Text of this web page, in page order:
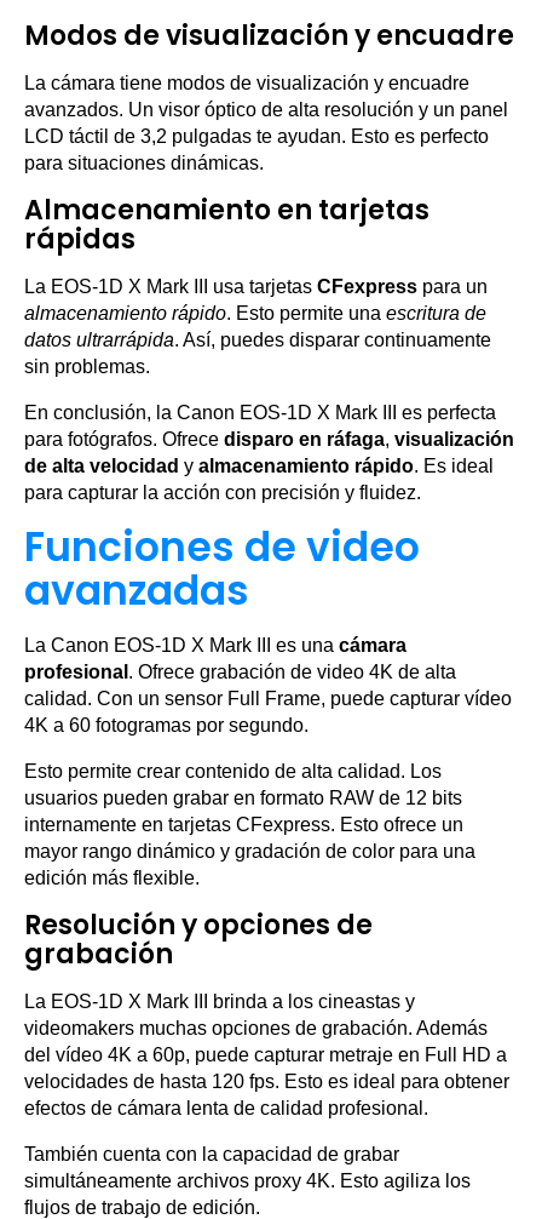
Modos de visualización y encuadre
La cámara tiene modos de visualización y encuadre
avanzados. Un visor óptico de alta resolución y un panel
LCD táctil de 3,2 pulgadas te ayudan. Esto es perfecto
para situaciones dinámicas.
Almacenamiento en tarjetas
rápidas
La EOS-1D X Mark III usa tarjetas CFexpress para un
almacenamiento rápido. Esto permite una escritura de
datos ultrarrápida. Así, puedes disparar continuamente
sin problemas.
En conclusión, la Canon EOS-1D X Mark III es perfecta
para fotógrafos. Ofrece disparo en ráfaga, visualización
de alta velocidad y almacenamiento rápido. Es ideal
para capturar la acción con precisión y fluidez.
Funciones de video
avanzadas
La Canon EOS-1D X Mark III es una cámara
profesional . Ofrece grabación de video 4K de alta
calidad. Con un sensor Full Frame, puede capturar vídeo
4K a 60 fotogramas por segundo.
Esto permite crear contenido de alta calidad. Los
usuarios pueden grabar en formato RAW de 12 bits
internamente en tarjetas CFexpress. Esto ofrece un
mayor rango dinámico y gradación de color para una
edición más flexible.
Resolución y opciones de
grabación
La EOS-1D X Mark III brinda a los cineastas y
videomakers muchas opciones de grabación. Además
del vídeo 4K a 60p, puede capturar metraje en Full HD a
velocidades de hasta 120 fps. Esto es ideal para obtener
efectos de cámara lenta de calidad profesional.
También cuenta con la capacidad de grabar
simultáneamente archivos proxy 4K. Esto agiliza los
flujos de trabajo de edición.